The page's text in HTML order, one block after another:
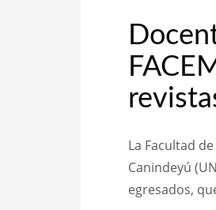
La Facultad
Canindeyú
egresados,